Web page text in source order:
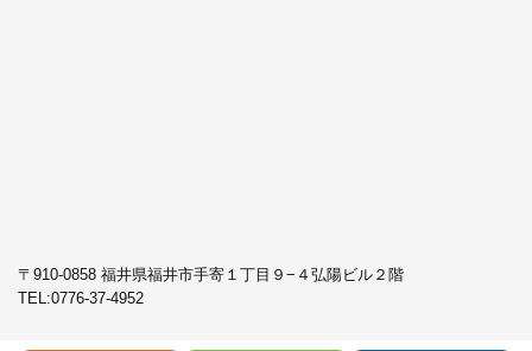
〒910-0858 福井県福井市手寄１丁目９−４弘陽ビル２階
TEL:0776-37-4952